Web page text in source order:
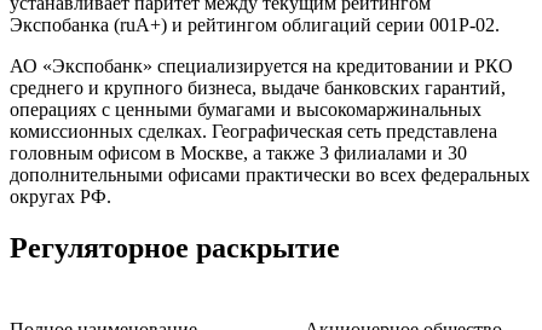
Экспобанка (ruA+) и рейтингом облигаций серии 001P-02.
АО «Экспобанк» специализируется на кредитовании и РКО
среднего и крупного бизнеса, выдаче банковских гарантий,
операциях с ценными бумагами и высокомаржинальных
комиссионных сделках. Географическая сеть представлена
головным офисом в Москве, а также 3 филиалами и 30
дополнительными офисами практически во всех федеральных
округах РФ.
Регуляторное раскрытие